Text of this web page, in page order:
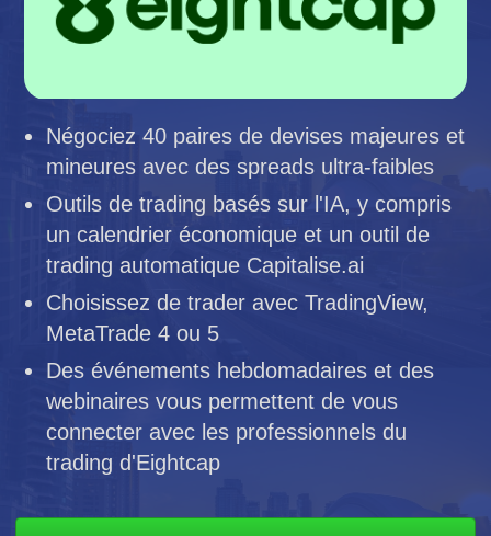
Négociez 40 paires de devises majeures et
mineures avec des spreads ultra-faibles
Outils de trading basés sur l'IA, y compris
un calendrier économique et un outil de
trading automatique Capitalise.ai
Choisissez de trader avec TradingView,
MetaTrade 4 ou 5
Des événements hebdomadaires et des
webinaires vous permettent de vous
connecter avec les professionnels du
trading d'Eightcap